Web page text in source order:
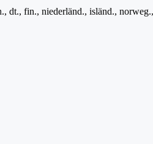
fin., niederländ., isländ.,